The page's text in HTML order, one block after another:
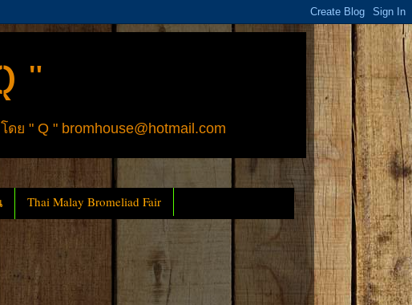
"
" Q " bromhouse@hotmail.com
Thai Malay Bromeliad Fair